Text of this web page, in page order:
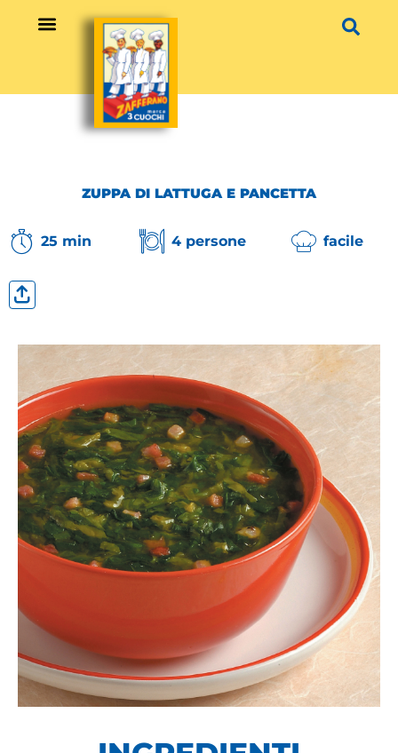
ZUPPA DI LATTUGA E PANCETTA
25 min 4 persone facile